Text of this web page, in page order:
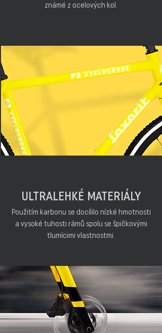
ULTRALEHKÉ MATERIÁLY
známé z ocelových kol.
Použitím karbonu se docílilo nízké hmotnosti
a vysoké tuhosti rámů spolu se špičkovými
tlumícimi vlastnostmi.